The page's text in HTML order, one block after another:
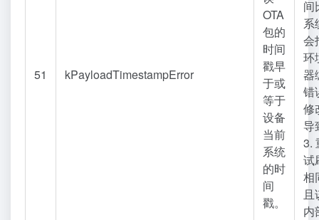
51 kPayloadTimestampError
OTA
包的
时间
戳早
于或
等于
设备
当前
系统
的时
间
戳。
间
系
会
环
器
错
修
导
3.
试
相
内